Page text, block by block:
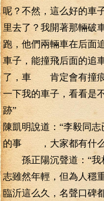
呢？不然，這么好的車
里去了？我開著那輛破
跑，他們兩輛車在后面
車子，能撞飛后面的追
了，車 肯定會有撞痕
一下我的車子，看看是
跡”
陳凱明說道：“李毅同
的事 ，大家都有什么
孫正陽沉聲道：“我
志雖然年輕，但為人穩
臨沂這么久，名聲口碑